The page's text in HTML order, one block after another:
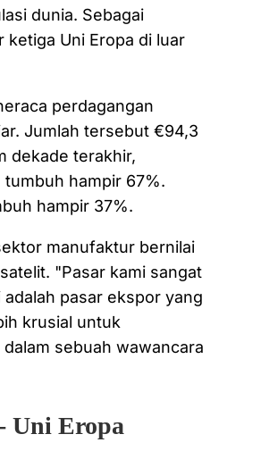
dunia. Sebagai
ketiga Uni Eropa di luar
perdagangan
Jumlah tersebut €94,3
dekade terakhir,
tumbuh hampir 67%.
hampir 37%.
manufaktur bernilai
"Pasar kami sangat
pasar ekspor yang
krusial untuk
sebuah wawancara